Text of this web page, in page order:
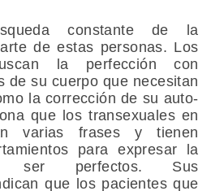
constante de la
de estas personas. Los
la perfección con
de su cuerpo que necesitan
la corrección de su auto-
que los transexuales en
varias frases y tienen
para expresar la
ser perfectos. Sus
que los pacientes que